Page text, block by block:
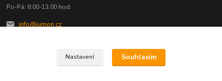
Po-Pá: 8:00-13:00 hod.
info@jumon.cz
Nastavení Souhlasím